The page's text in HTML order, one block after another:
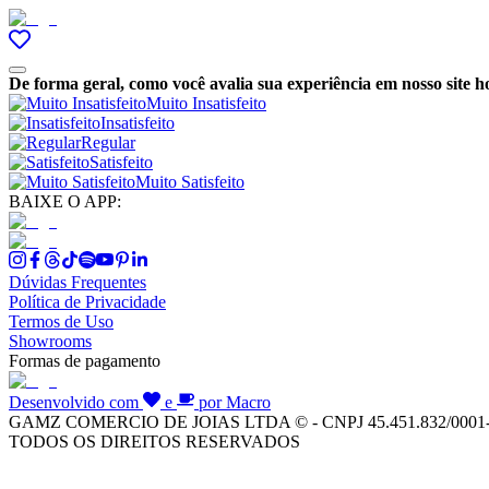
De forma geral, como você avalia sua experiência em nosso site
Muito Insatisfeito
Insatisfeito
Regular
Satisfeito
Muito Satisfeito
BAIXE O APP:
Dúvidas Frequentes
Política de Privacidade
Termos de Uso
Showrooms
Formas de pagamento
Desenvolvido com e
por Macro
GAMZ COMERCIO DE JOIAS LTDA © - CNPJ 45.451.832/
TODOS OS DIREITOS RESERVADOS